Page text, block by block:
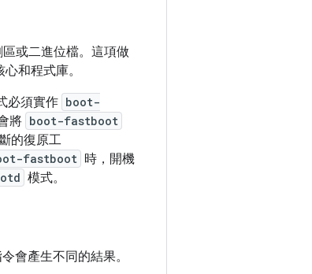
或二進位檔。這項做
和程式庫。
必須實作 boot-
將 boot-fastboot
的復原工
fastboot 時，開機
模式。
會產生不同的結果。